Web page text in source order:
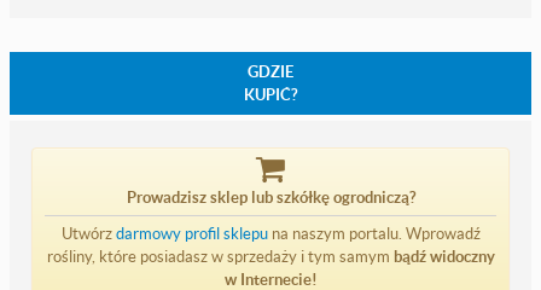
GDZIE
KUPIĆ?
Prowadzisz sklep lub szkółkę ogrodniczą?
Utwórzdarmowy profil sklepuna naszym portalu. Wprowadź
rośliny, które posiadasz w sprzedaży i tym samym bądź widoczny
w Internecie!